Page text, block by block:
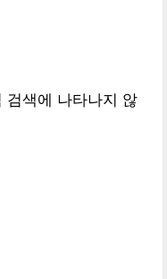
검색에 나타나지 않